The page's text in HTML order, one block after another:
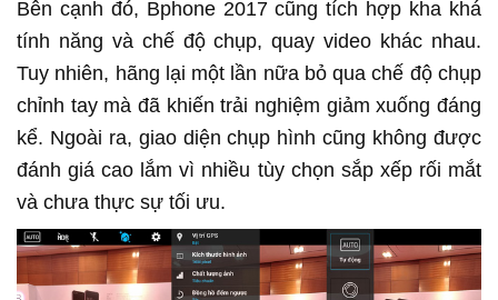
Bên cạnh đó, Bphone 2017 cũng tích hợp kha khá
tính năng và chế độ chụp, quay video khác nhau.
Tuy nhiên, hãng lại một lần nữa bỏ qua chế độ chụp
chỉnh tay mà đã khiến trải nghiệm giảm xuống đáng
kể. Ngoài ra, giao diện chụp hình cũng không được
đánh giá cao lắm vì nhiều tùy chọn sắp xếp rối mắt
và chưa thực sự tối ưu.